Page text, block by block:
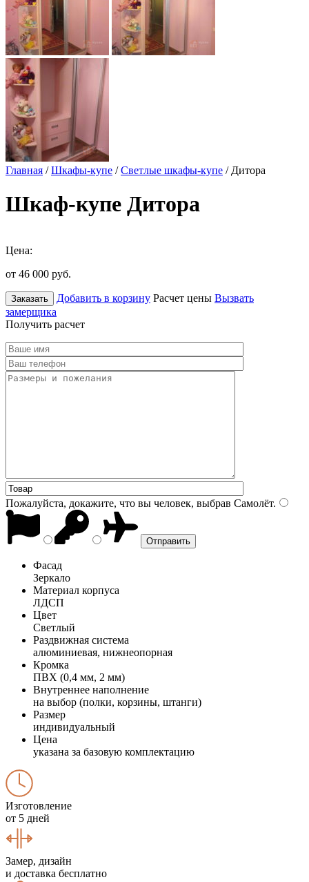
Главная /Шкафы-купе /Светлые шкафы-купе / Дитора
Шкаф-купе Дитора
Цена:
от 46 000 руб.
Заказать Добавить в корзину Расчет цены Вызвать
замерщика
Получить расчет
Пожалуйста, докажите, что вы человек, выбрав Самолёт.
Фасад
Зеркало
Материал корпуса
ЛДСП
Цвет
Светлый
Раздвижная система
алюминиевая, нижнеопорная
Кромка
ПВХ (0,4 мм, 2 мм)
Внутреннее наполнение
на выбор (полки, корзины, штанги)
Размер
индивидуальный
Цена
указана за базовую комплектацию
Изготовление
от 5 дней
Замер, дизайн
и доставка бесплатно